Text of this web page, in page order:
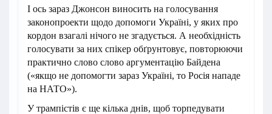
І ось зараз Джонсон виносить на голосування
законопроекти щодо допомоги Україні, у яких про
кордон взагалі нічого не згадується. А необхідність
голосувати за них спікер обґрунтовує, повторюючи
практично слово слово аргументацію Байдена
(«якщо не допомогти зараз Україні, то Росія нападе
на НАТО»).
У трампістів є ще кілька днів, щоб торпедувати